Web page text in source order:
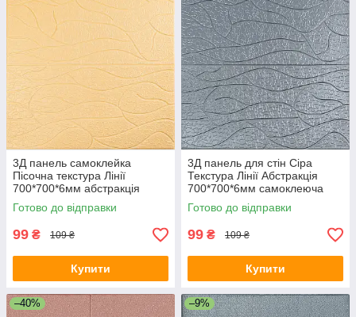
3Д панель самоклейка
Пісочна текстура Лінії
700*700*6мм абстракція
декоративна текстурна
стінова SW-00001949
Готово до відправки
99 ₴ 109 ₴
Купити
3Д панель для стін Сіра
Текстура Лінії Абстракція
700*700*6мм самоклеюча
декоративна стінова SW-
00001951
Готово до відправки
99 ₴ 109 ₴
Купити
–40% –9%